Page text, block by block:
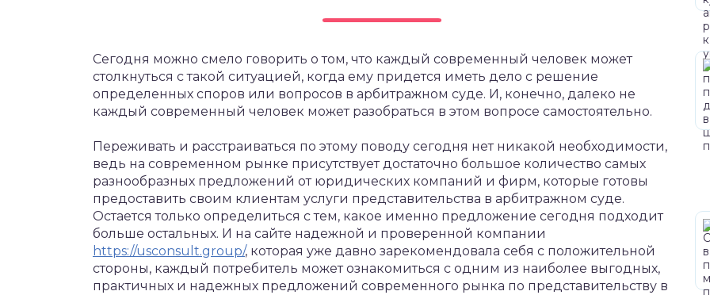
Сегодня можно смело говорить о том, что каждый современный человек может
столкнуться с такой ситуацией, когда ему придется иметь дело с решение
определенных споров или вопросов в арбитражном суде. И, конечно, далеко не
каждый современный человек может разобраться в этом вопросе самостоятельно.
Переживать и расстраиваться по этому поводу сегодня нет никакой необходимости,
ведь на современном рынке присутствует достаточно большое количество самых
разнообразных предложений от юридических компаний и фирм, которые готовы
предоставить своим клиентам услуги представительства в арбитражном суде.
Остается только определиться с тем, какое именно предложение сегодня подходит
больше остальных. И на сайте надежной и проверенной компании
https://usconsult.group/, которая уже давно зарекомендовала себя с положительной
стороны, каждый потребитель может ознакомиться с одним из наиболее выгодных,
практичных и надежных предложений современного рынка по представительству в